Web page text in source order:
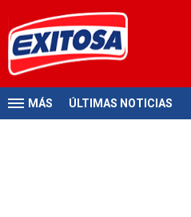
MÁS ÚLTIMAS NOTICIAS